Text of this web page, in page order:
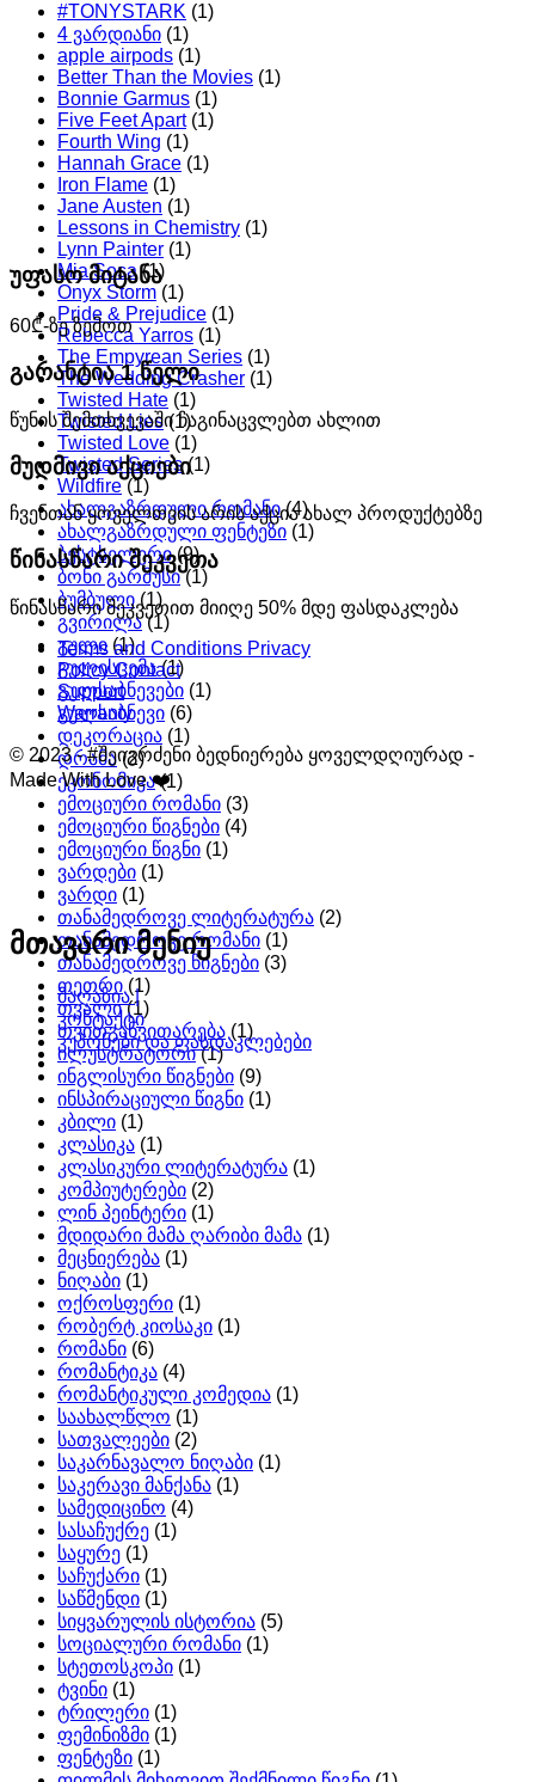
#TONYSTARK (1)
4 ვარდიანი (1)
apple airpods (1)
Better Than the Movies (1)
Bonnie Garmus (1)
Five Feet Apart (1)
Fourth Wing (1)
Hannah Grace (1)
Iron Flame (1)
Jane Austen (1)
Lessons in Chemistry (1)
Lynn Painter (1)
Mia Sosa (1)
Onyx Storm (1)
Pride & Prejudice (1)
Rebecca Yarros (1)
The Empyrean Series (1)
The Wedding Crasher (1)
Twisted Hate (1)
Twisted Lies (1)
Twisted Love (1)
Twisted Series (1)
Wildfire (1)
ახალგაზრდული რომანი (4)
ახალგაზრდული ფენტეზი (1)
ბესტსელერი (9)
ბონი გარმუსი (1)
ბუმბული (1)
გვირილა (1)
გული (1)
გულისცემა (1)
გულსაბნევები (1)
გულსაბნევი (6)
დეკორაცია (1)
დრამა (2)
ეკონომიკა (1)
ემოციური რომანი (3)
ემოციური წიგნები (4)
ემოციური წიგნი (1)
ვარდები (1)
ვარდი (1)
თანამედროვე ლიტერატურა (2)
თანამედროვე რომანი (1)
თანამედროვე წიგნები (3)
თეთრი (1)
თვალი (1)
თვითგანვითარება (1)
ილუსტრატორი (1)
ინგლისური წიგნები (9)
ინსპირაციული წიგნი (1)
კბილი (1)
კლასიკა (1)
კლასიკური ლიტერატურა (1)
კომპიუტერები (2)
ლინ პეინტერი (1)
მდიდარი მამა ღარიბი მამა (1)
მეცნიერება (1)
ნიღაბი (1)
ოქროსფერი (1)
რობერტ კიოსაკი (1)
რომანი (6)
რომანტიკა (4)
რომანტიკული კომედია (1)
საახალწლო (1)
სათვალეები (2)
საკარნავალო ნიღაბი (1)
საკერავი მანქანა (1)
სამედიცინო (4)
სასაჩუქრე (1)
საყურე (1)
საჩუქარი (1)
საწმენდი (1)
სიყვარულის ისტორია (5)
სოციალური რომანი (1)
სტეთოსკოპი (1)
ტვინი (1)
ტრილერი (1)
ფემინიზმი (1)
ფენტეზი (1)
უფასო მიტანა
60₾-ზე ზემოთ
გარანტია 1 წელი
წუნის შემთხვევაში ჩაგინაცვლებთ ახლით
მუდმივი აქციები
ჩვენთან ყოველთვის არის აქცია ახალ პროდუქტებზე
წინასწარი შეკვეთა
წინასწარი შეკვეთით მიიღე 50% მდე ფასდაკლება
Terms and Conditions Privacy
Policy Contact
Support
Warranty
© 2023 - #შეიგრძენი ბედნიერება ყოველდღიურად -
Made With Love ❤️
მთავარი მენიუ
მაღაზია |
კონტაქტი
კუპონები და ფასდაკლებები